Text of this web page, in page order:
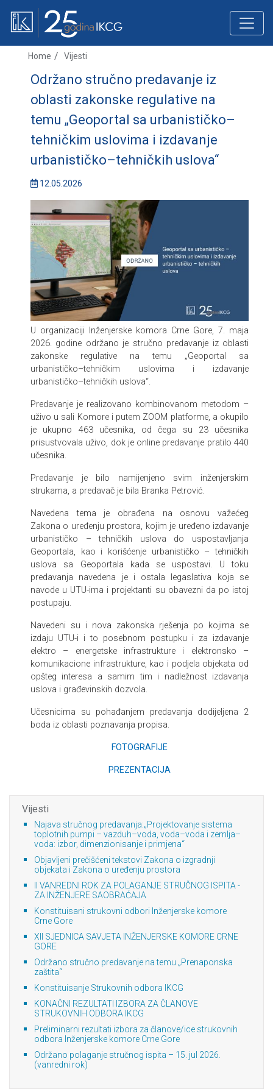
Home Vijesti
Održano stručno predavanje iz
oblasti zakonske regulative na
temu „Geoportal sa urbanističko–
tehničkim uslovima i izdavanje
urbanističko–tehničkih uslova“
12.05.2026
U organizaciji Inženjerske komora Crne Gore, 7. maja
2026. godine održano je stručno predavanje iz oblasti
zakonske regulative na temu „Geoportal sa
urbanističko–tehničkim uslovima i izdavanje
urbanističko–tehničkih uslova“.
Predavanje je realizovano kombinovanom metodom –
uživo u sali Komore i putem ZOOM platforme, a okupilo
je ukupno 463 učesnika, od čega su 23 učesnika
prisustvovala uživo, dok je online predavanje pratilo 440
učesnika.
Predavanje je bilo namijenjeno svim inženjerskim
strukama, a predavač je bila Branka Petrović.
Navedena tema je obrađena na osnovu važećeg
Zakona o uređenju prostora, kojim je uređeno izdavanje
urbanističko – tehničkih uslova do uspostavljanja
Geoportala, kao i korišćenje urbanističko – tehničkih
uslova sa Geoportala kada se uspostavi. U toku
predavanja navedena je i ostala legaslativa koja se
navode u UTU-ima i projektanti su obavezni da po istoj
postupaju.
Navedeni su i nova zakonska rješenja po kojima se
izdaju UTU-i i to posebnom postupku i za izdavanje
elektro – energetske infrastrukture i elektronsko –
komunikacione infrastrukture, kao i podjela objekata od
opšteg interesa a samim tim i nadležnost izdavanja
uslova i građevinskih dozvola.
Učesnicima su pohađanjem predavanja dodijeljena 2
boda iz oblasti poznavanja propisa.
FOTOGRAFIJE
PREZENTACIJA
Vijesti
Najava stručnog predavanja:„Projektovanje sistema
toplotnih pumpi – vazduh–voda, voda–voda i zemlja–
voda: izbor, dimenzionisanje i primjena“
Objavljeni prečišćeni tekstovi Zakona o izgradnji
objekata i Zakona o uređenju prostora
II VANREDNI ROK ZA POLAGANJE STRUČNOG ISPITA -
ZA INŽENJERE SAOBRAĆAJA
Konstituisani strukovni odbori Inženjerske komore
Crne Gore
XII SJEDNICA SAVJETA INŽENJERSKE KOMORE CRNE
GORE
Održano stručno predavanje na temu „Prenaponska
zaštita“
Konstituisanje Strukovnih odbora IKCG
KONAČNI REZULTATI IZBORA ZA ČLANOVE
STRUKOVNIH ODBORA IKCG
Preliminarni rezultati izbora za članove/ice strukovnih
odbora Inženjerske komore Crne Gore
Održano polaganje stručnog ispita – 15. jul 2026.
(vanredni rok)